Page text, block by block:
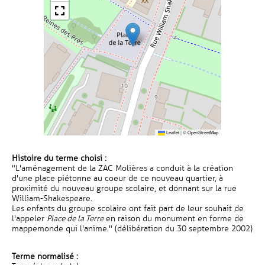
Leaflet|©OpenStreetMap
Histoire du terme choisi :
"L'aménagement de la ZAC Molières a conduit à la création
d'une place piétonne au coeur de ce nouveau quartier, à
proximité du nouveau groupe scolaire, et donnant sur la rue
William-Shakespeare.
Les enfants du groupe scolaire ont fait part de leur souhait de
l'appeler Place de la Terreen raison du monument en forme de
mappemonde qui l'anime." (délibération du 30 septembre 2002)
Terme normalisé :